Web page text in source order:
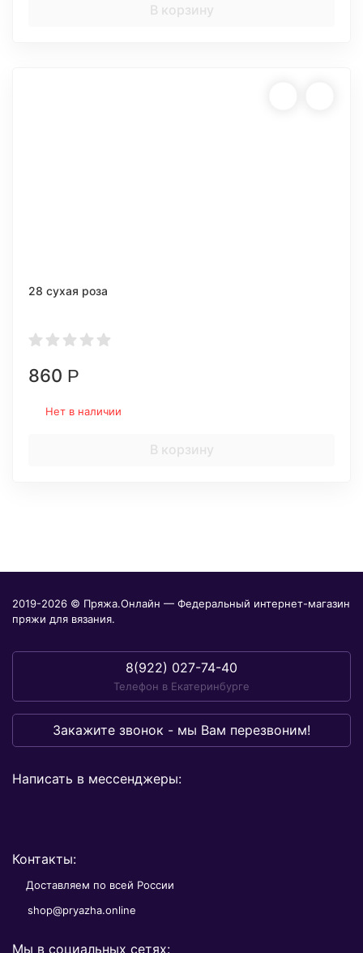
В корзину
28 сухая роза
860 Р
Нет в наличии
В корзину
2019-2026 © Пряжа.Онлайн — Федеральный интернет-магазин
пряжи для вязания.
8(922) 027-74-40
Телефон в Екатеринбурге
Закажите звонок - мы Вам перезвоним!
Написать в мессенджеры:
Контакты:
Доставляем по всей России
shop@pryazha.online
Мы в социальных сетях: